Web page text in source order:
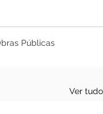
Públicas
Ver tudo